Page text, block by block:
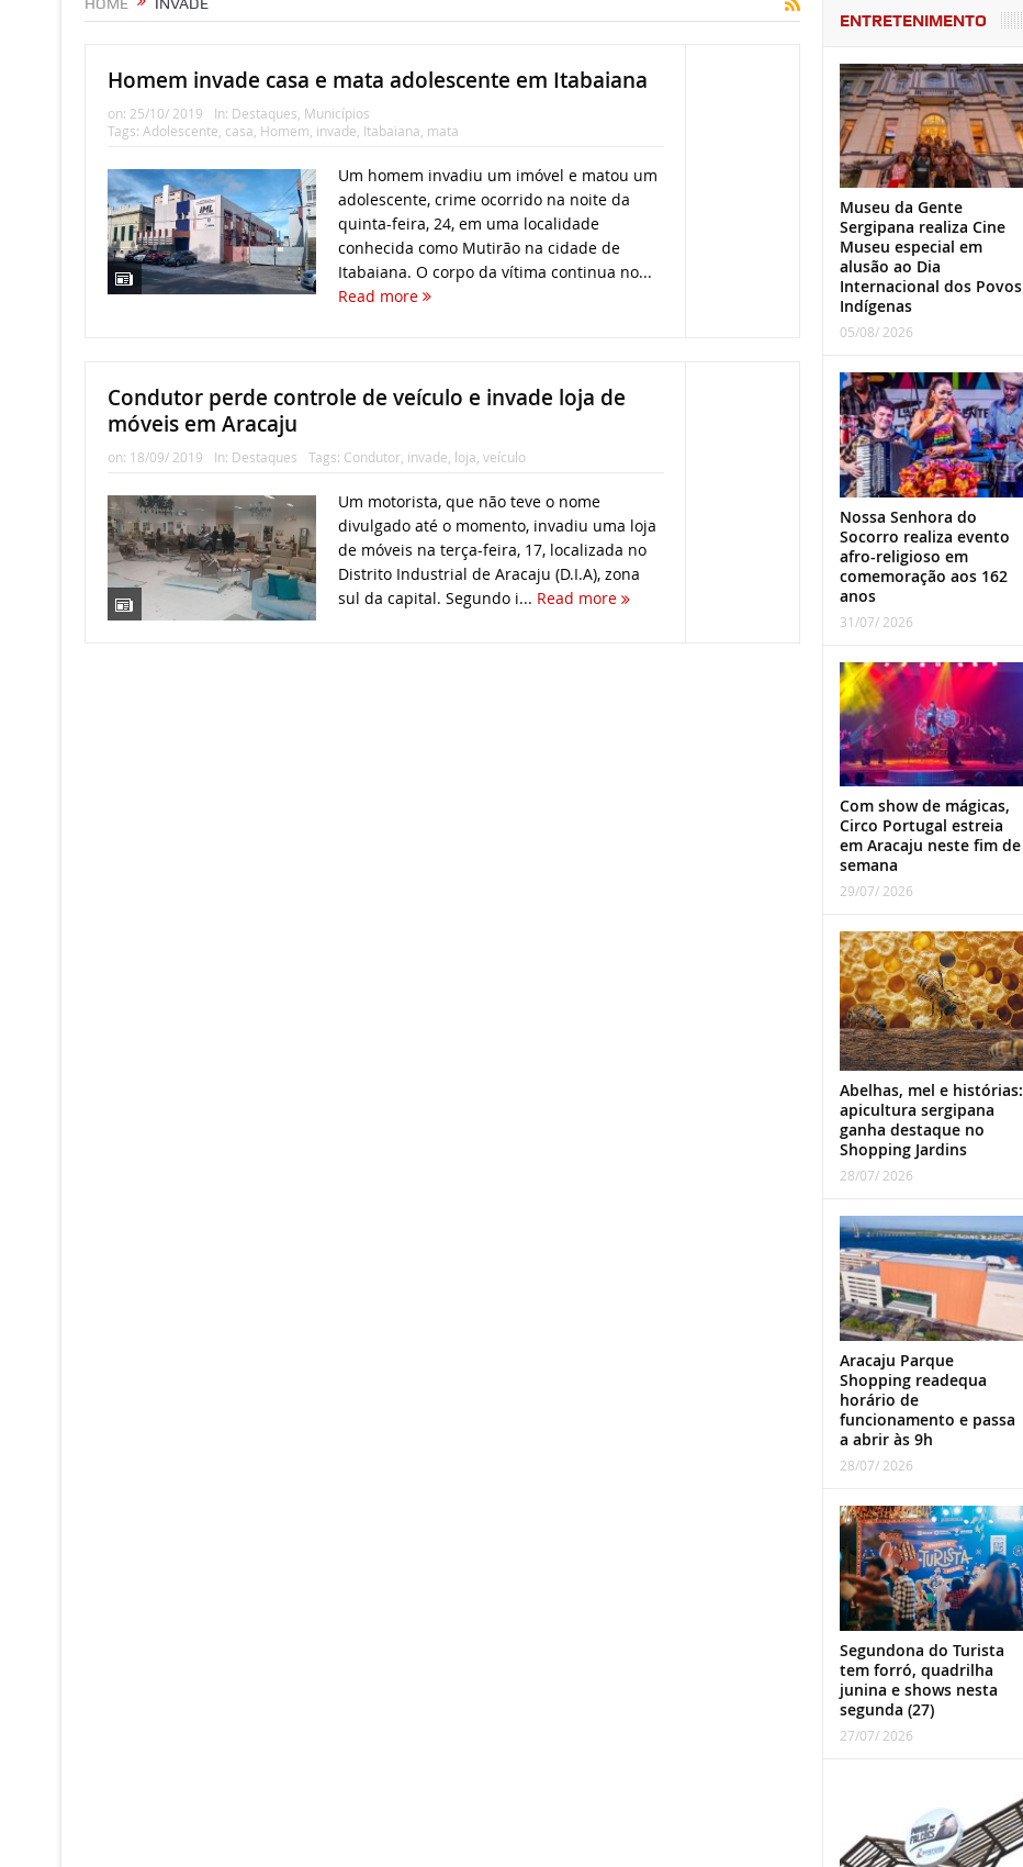
Homem invade casa e mata adolescente em Itabaiana
on: 25/10/ 2019 In: Destaques Municípios
Tags: Adolescente casa Homem invade Itabaiana mata
Um homem invadiu um imóvel e matou um
adolescente, crime ocorrido na noite da
quinta-feira, 24, em uma localidade
conhecida como Mutirão na cidade de
Itabaiana. O corpo da vítima continua no...
Read more
Condutor perde controle de veículo e invade loja de
móveis em Aracaju
on: 18/09/ 2019 In: Destaques Tags: Condutor, invade, loja, veículo
Um motorista, que não teve o nome
divulgado até o momento, invadiu uma loja
de móveis na terça-feira, 17, localizada no
Distrito Industrial de Aracaju (D.I.A), zona
sul da capital. Segundo i... Read more
ENTRETENIMENTO
Museu da Gente
Sergipana realiza Cine
Museu especial em
alusão ao Dia
Internacional dos Povos
Indígenas
05/08/ 2026
Nossa Senhora do
Socorro realiza evento
afro-religioso em
comemoração aos 162
anos
31/07/ 2026
Com show de mágicas,
Circo Portugal estreia
em Aracaju neste fim de
semana
29/07/ 2026
Abelhas, mel e histórias:
apicultura sergipana
ganha destaque no
Shopping Jardins
28/07/ 2026
Aracaju Parque
Shopping readequa
horário de
funcionamento e passa
a abrir às 9h
28/07/ 2026
Segundona do Turista
tem forró, quadrilha
junina e shows nesta
segunda (27)
27/07/ 2026